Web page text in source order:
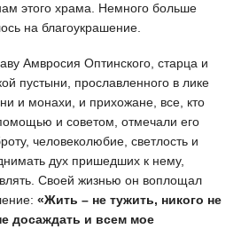
этого храма. Немного больше
на благоукрашение.
Амвросия Оптинского, старца и
пустыни, прославленного в лике
и монахи, и прихожане, все, кто
и советом, отмечали его
человеколюбие, светлость и
дух пришедших к нему,
Своей жизнью он воплощал
«Жить – не тужить, никого не
досаждать и всем мое